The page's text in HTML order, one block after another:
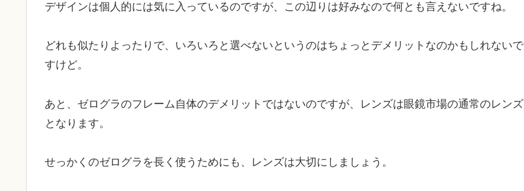
デザインは個人的には気に入っているのですが、この辺りは好みなので何とも言えないですね。
どれも似たりよったりで、いろいろと選べないというのはちょっとデメリットなのかもしれないで
すけど。
あと、ゼログラのフレーム自体のデメリットではないのですが、レンズは眼鏡市場の通常のレンズ
となります。
せっかくのゼログラを長く使うためにも、レンズは大切にしましょう。